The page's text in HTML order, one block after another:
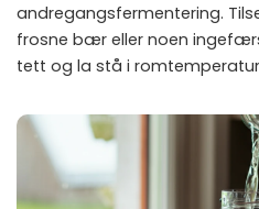
andregangsfermentering.
frosne bær eller noen
tett og la stå i